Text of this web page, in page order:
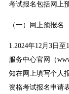
考试报名包括网上
（一）网上预报名
1.2024年12月3日
服务中心官网（
知在网上填写个人
资格考试报名申请